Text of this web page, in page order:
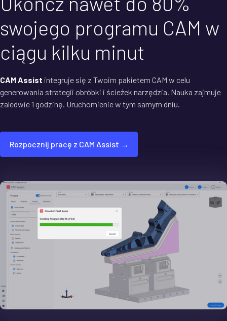
swojego programu CAM w
ciągu kilku minut
CAM Assist integruje się z Twoim pakietem CAM w celu
generowania strategii obróbki i ścieżek narzędzia. Nauka zajmuje
zaledwie 1 godzinę. Uruchomienie w tym samym dniu.
Rozpocznij pracę z CAM Assist →